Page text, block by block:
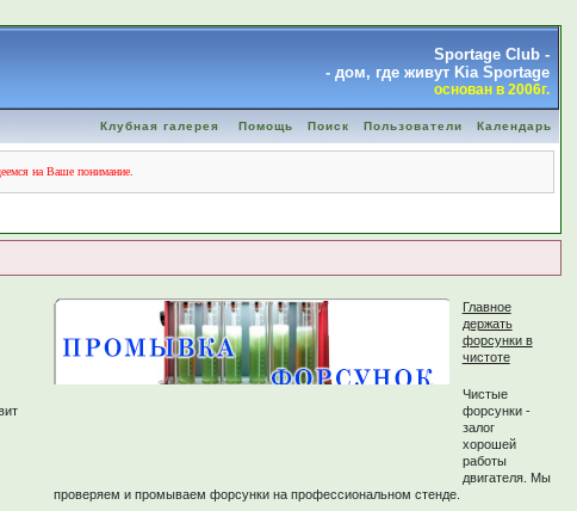
Sportage Club -
- дом, где живут Kia Sportage
основан в 2006г.
Клубная галерея Помощь Поиск Пользователи Календарь
на Ваше понимание.
Главное
держать
форсунки в
чистоте
Чистые
форсунки -
залог
хорошей
работы
двигателя. Мы
проверяем и промываем форсунки на профессиональном стенде.